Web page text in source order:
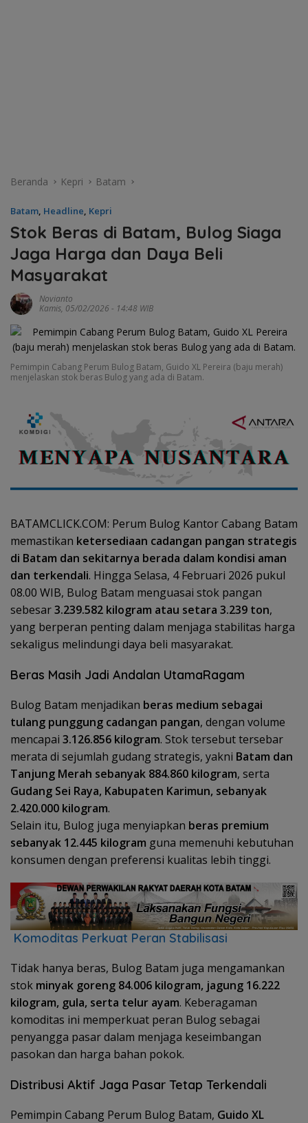
Beranda Kepri Batam
Batam, Headline, Kepri
Stok Beras di Batam, Bulog Siaga
Jaga Harga dan Daya Beli
Masyarakat
Novianto
Kamis, 05/02/2026 - 14:48 WIB
Pemimpin Cabang Perum Bulog Batam, Guido XL Pereira (baju merah)
menjelaskan stok beras Bulog yang ada di Batam.
BATAMCLICK.COM: Perum Bulog Kantor Cabang Batam
memastikan ketersediaan cadangan pangan strategis
di Batam dan sekitarnya berada dalam kondisi aman
dan terkendali. Hingga Selasa, 4 Februari 2026 pukul
08.00 WIB, Bulog Batam menguasai stok pangan
sebesar3.239.582 kilogram atau setara 3.239 ton,
yang berperan penting dalam menjaga stabilitas harga
sekaligus melindungi daya beli masyarakat.
Beras Masih Jadi Andalan UtamaRagam
Bulog Batam menjadikan beras medium sebagai
tulang punggung cadangan pangan, dengan volume
mencapai 3.126.856 kilogram. Stok tersebut tersebar
merata di sejumlah gudang strategis, yakni Batam dan
Tanjung Merah sebanyak 884.860 kilogram, serta
Gudang Sei Raya, Kabupaten Karimun, sebanyak
2.420.000 kilogram.
Selain itu, Bulog juga menyiapkan beras premium
sebanyak 12.445 kilogram guna memenuhi kebutuhan
konsumen dengan preferensi kualitas lebih tinggi.
Komoditas Perkuat Peran Stabilisasi
Tidak hanya beras, Bulog Batam juga mengamankan
stok minyak goreng 84.006 kilogram, jagung 16.222
kilogram, gula, serta telur ayam. Keberagaman
komoditas ini memperkuat peran Bulog sebagai
penyangga pasar dalam menjaga keseimbangan
pasokan dan harga bahan pokok.
Distribusi Aktif Jaga Pasar Tetap Terkendali
Pemimpin Cabang Perum Bulog Batam, Guido XL